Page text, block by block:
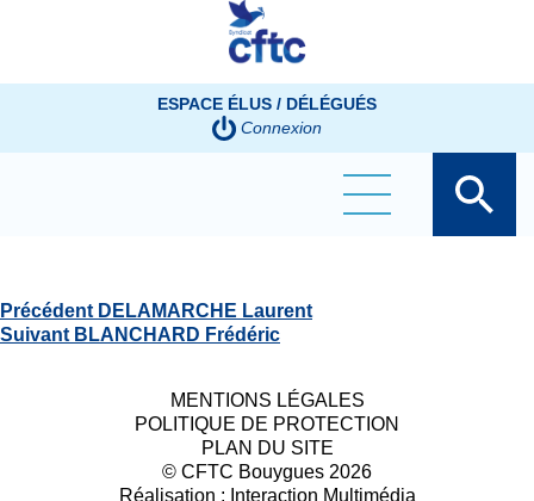
ESPACE ÉLUS / DÉLÉGUÉS
Connexion
Navigation
de
l’article
Précédent Article
précédent
DELAMARCHE Laurent
Suivant Article
BLANCHARD Frédéric
MENTIONS LÉGALES
POLITIQUE DE PROTECTION
PLAN DU SITE
© CFTC Bouygues 2026
Réalisation : Interaction Multimédia
Panneau de gestion des cookies